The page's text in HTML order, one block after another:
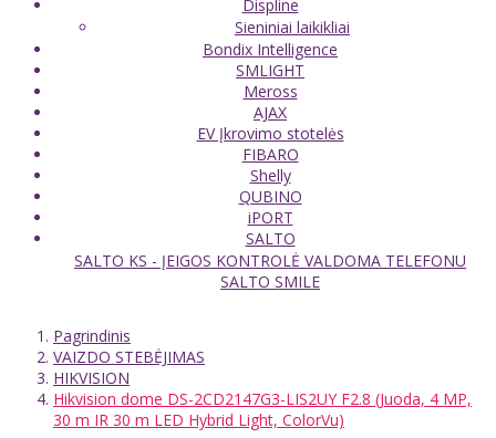
Displine
Sieniniai laikikliai
Bondix Intelligence
SMLIGHT
Meross
AJAX
EV Įkrovimo stotelės
FIBARO
Shelly
QUBINO
iPORT
SALTO
SALTO KS - ĮEIGOS KONTROLĖ VALDOMA TELEFONU
SALTO SMILE
Pagrindinis
VAIZDO STEBĖJIMAS
HIKVISION
Hikvision dome DS-2CD2147G3-LIS2UY F2.8 (Juoda, 4 MP,
30 m IR 30 m LED Hybrid Light, ColorVu)